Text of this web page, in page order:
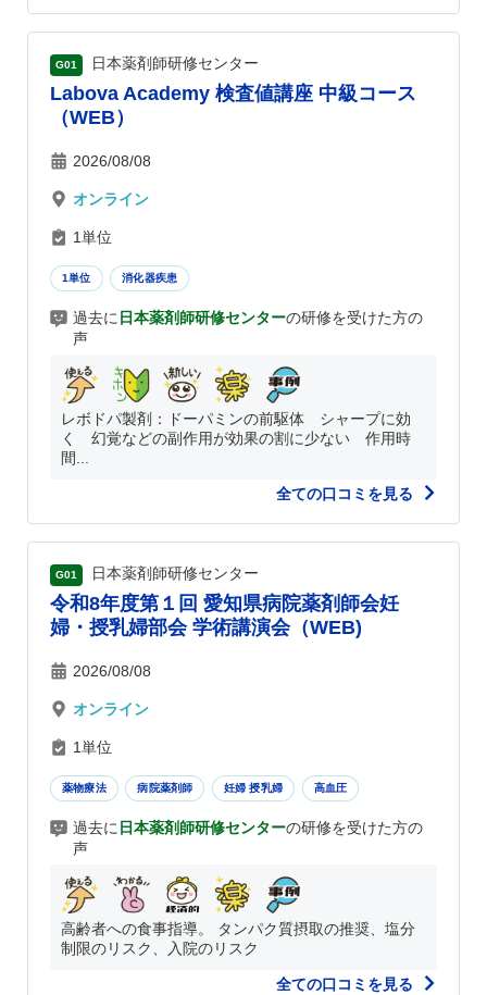
G01 日本薬剤師研修センター
Labova Academy 検査値講座 中級コース
（WEB）
2026/08/08
オンライン
1単位
1単位 消化器疾患
過去に 日本薬剤師研修センターの研修を受けた方の
声
レボドパ製剤：ドーパミンの前駆体 シャープに効
く 幻覚などの副作用が効果の割に少ない 作用時
間...
全ての口コミを見る
G01 日本薬剤師研修センター
令和8年度第１回 愛知県病院薬剤師会妊
婦・授乳婦部会 学術講演会（WEB)
2026/08/08
オンライン
1単位
薬物療法 病院薬剤師 妊婦 授乳婦 高血圧
過去に 日本薬剤師研修センターの研修を受けた方の
声
高齢者への食事指導。 タンパク質摂取の推奨、塩分
制限のリスク、入院のリスク
全ての口コミを見る